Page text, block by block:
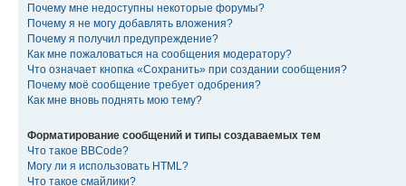
Почему мне недоступны некоторые форумы?
Почему я не могу добавлять вложения?
Почему я получил предупреждение?
Как мне пожаловаться на сообщения модератору?
Что означает кнопка «Сохранить» при создании сообщения?
Почему моё сообщение требует одобрения?
Как мне вновь поднять мою тему?
Форматирование сообщений и типы создаваемых тем
Что такое BBCode?
Могу ли я использовать HTML?
Что такое смайлики?